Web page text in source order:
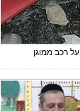
רכב ממוגן